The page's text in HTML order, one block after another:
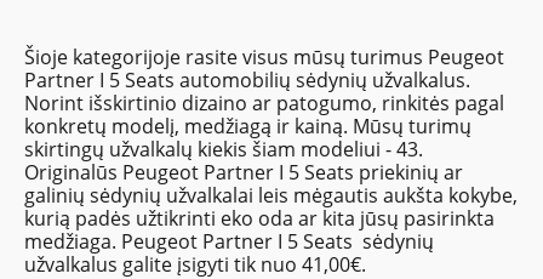
Šioje kategorijoje rasite visus mūsų turimus Peugeot
Partner I 5 Seats automobilių sėdynių užvalkalus.
Norint išskirtinio dizaino ar patogumo, rinkitės pagal
konkretų modelį, medžiagą ir kainą. Mūsų turimų
skirtingų užvalkalų kiekis šiam modeliui - 43.
Originalūs Peugeot Partner I 5 Seats priekinių ar
galinių sėdynių užvalkalai leis mėgautis aukšta kokybe,
kurią padės užtikrinti eko oda ar kita jūsų pasirinkta
medžiaga. Peugeot Partner I 5 Seats sėdynių
užvalkalus galite įsigyti tik nuo 41,00€.